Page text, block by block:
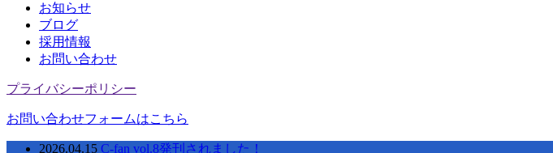
お知らせ
ブログ
採用情報
お問い合わせ
プライバシーポリシー
お問い合わせフォームはこちら
2026.04.15 C-fan vol.8発刊されました！